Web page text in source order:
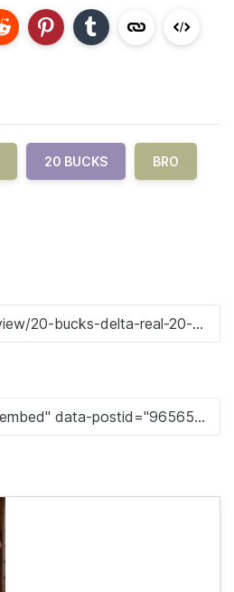
20 BUCKS BRO